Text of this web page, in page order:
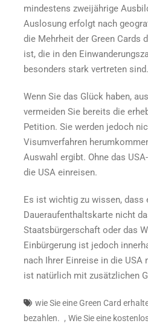
mindestens zweijährige
Auslosung erfolgt nach
die Mehrheit der Green Cards
ist, die in den
besonders stark vertreten sind.
Wenn Sie das Glück haben,
vermeiden Sie bereits die
Petition. Sie werden jedoch
Visumverfahren
Auswahl ergibt. Ohne das
die USA einreisen.
Es ist wichtig zu wissen, dass
Daueraufenthaltskarte nicht
Staatsbürgerschaft oder das
Einbürgerung ist jedoch
nach Ihrer Einreise in die
ist natürlich mit zusätzlichen
wie Sie eine Green Card
bezahlen. , Wie Sie eine